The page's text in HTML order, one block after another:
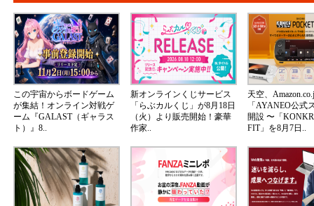
この宇宙からボードゲーム
が集結！オンライン対戦ゲ
ーム『GALAST（ギャラス
ト）』8..
新オンラインくじサービス
「らぶカルくじ」が8月18日
（火）より販売開始！豪華
作家..
天空、
「AYANEO公式
開設 〜「
FIT」を8月7日..